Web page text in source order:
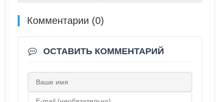
Комментарии (0)
ОСТАВИТЬ КОММЕНТАРИЙ